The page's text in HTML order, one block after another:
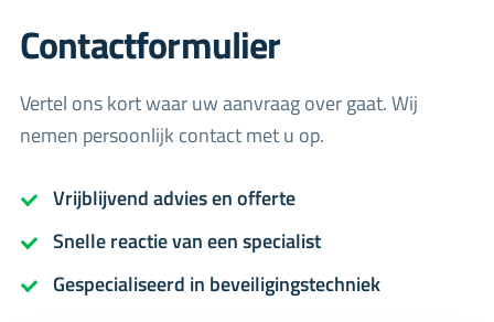
Contactformulier
Vertel ons kort waar uw aanvraag over gaat. Wij
nemen persoonlijk contact met u op.
Vrijblijvend advies en offerte
Snelle reactie van een specialist
Gespecialiseerd in beveiligingstechniek